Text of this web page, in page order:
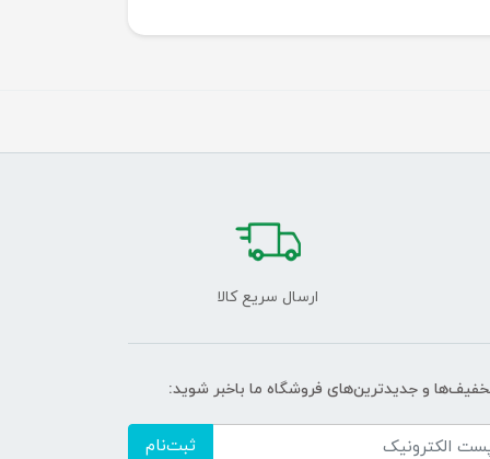
ارسال سریع کالا
و جدیدترین‌های فروشگاه ما باخبر شوید:
ثبت‌نام